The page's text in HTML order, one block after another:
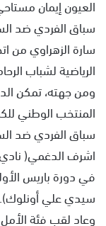
العيون إيمان
سباق الفردي ضد
سارة الزهراوي من
الرياضية لشباب
ومن جهته، تمكن
المنتخب الوطني
سباق الفردي ضد
اشرف الدغمي(
سيدي علي أونلوك).